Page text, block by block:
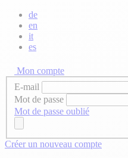
de
en
it
es
Mon compte
E-mail
Mot de passe
Mot de passe oublié
Créer un nouveau compte